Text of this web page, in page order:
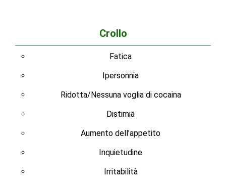
Crollo
Fatica
Ipersonnia
Ridotta/Nessuna voglia di cocaina
Distimia
Aumento dell’appetito
Inquietudine
Irritabilità